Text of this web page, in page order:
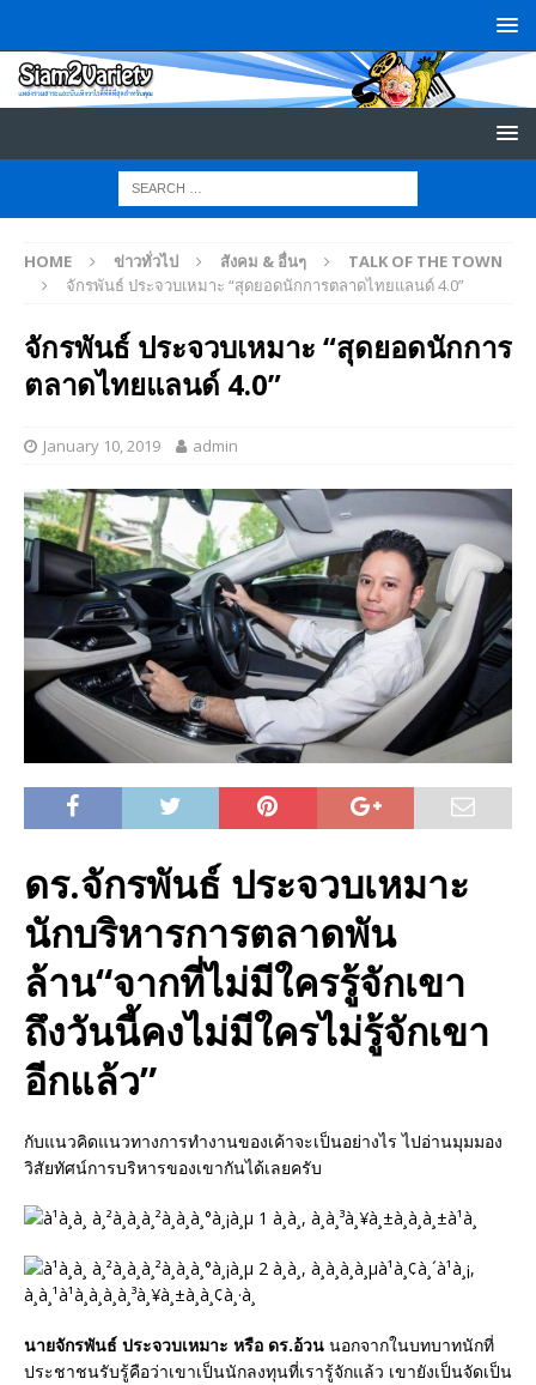
HOME ข่าวทั่วไป สังคม & อื่นๆ
TALK OF THE TOWN
จักรพันธ์ ประจวบเหมาะ “สุดยอดนักการตลาดไทยแลนด์ 4.0”
จักรพันธ์ ประจวบเหมาะ “สุดยอดนักการ
ตลาดไทยแลนด์ 4.0”
January 10, 2019 admin
ดร.จักรพันธ์ ประจวบเหมาะ
นักบริหารการตลาดพัน
ล้าน“จากที่ไม่มีใครรู้จักเขา
ถึงวันนี้คงไม่มีใครไม่รู้จักเขา
อีกแล้ว”
กับแนวคิดแนวทางการทำงานของเค้าจะเป็นอย่างไร ไปอ่านมุมมอง
วิสัยทัศน์การบริหารของเขากันได้เลยครับ
นายจักรพันธ์ ประจวบเหมาะ หรือ ดร.อ้วน นอกจากในบทบาทนักที่
ประชาชนรับรู้คือว่าเขาเป็นนักลงทุนที่เรารู้จักแล้ว เขายังเป็นจัดเป็น